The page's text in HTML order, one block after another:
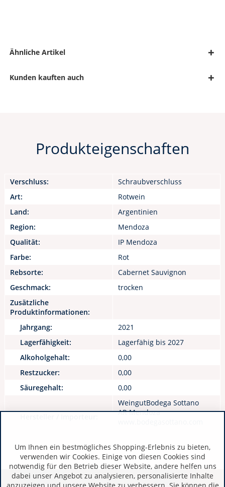
Ähnliche Artikel
Kunden kauften auch
Produkteigenschaften
Verschluss:
Schraubverschluss
Art:
Rotwein
Land:
Argentinien
Region:
Mendoza
Qualität:
IP Mendoza
Farbe:
Rot
Rebsorte:
Cabernet Sauvignon
Geschmack:
trocken
Zusätzliche
Produktinformationen:
Jahrgang:
2021
Lagerfähigkeit:
Lagerfähig bis 2027
Alkoholgehalt:
0,00
Restzucker:
0,00
Säuregehalt:
0,00
WeingutBodega Sottano
AR Mendoza
Um Ihnen ein bestmögliches Shopping-Erlebnis zu bieten,
verwenden wir Cookies. Einige von diesen Cookies sind
notwendig für den Betrieb dieser Website, andere helfen uns
dabei unser Angebot zu analysieren, personalisierte Inhalte
anzuzeigen und unsere Website zu verbessern. Sie können die